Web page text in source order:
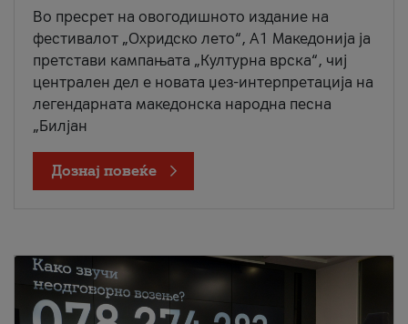
Во пресрет на овогодишното издание на
фестивалот „Охридско лето“, А1 Македонија ја
претстави кампањата „Културна врска“, чиј
централен дел е новата џез-интерпретација на
легендарната македонска народна песна
„Билјан
Дознај повеќе